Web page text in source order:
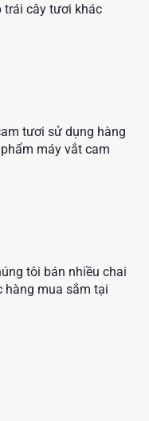
trái cây tươi khác
tươi sử dụng hàng
máy vắt cam
tôi bán nhiều chai
hàng mua sắm tại